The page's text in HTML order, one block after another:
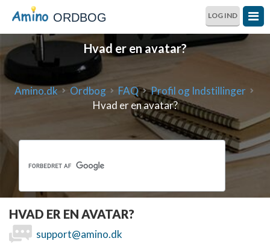
ORDBOG LOG IND
Hvad er en avatar?
Amino.dk Ordbog FAQ
Profil og Indstillinger
Hvad er en avatar?
HVAD ER EN AVATAR?
support@amino.dk